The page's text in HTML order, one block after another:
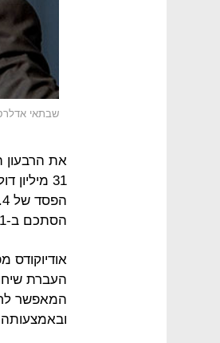
שבתאי
31
הסתכם ב-4.1 מיליון דולר לעומת תזרים שלילי של 4.6 מיליון דולר ברבעון המקביל.
העברת
המאפשר
ובאמצעותה